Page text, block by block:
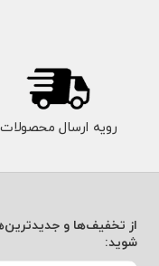
رویه ارسال محصولات
از تخفیف‌ها و
شوید: